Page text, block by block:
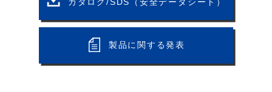
製品に関する発表